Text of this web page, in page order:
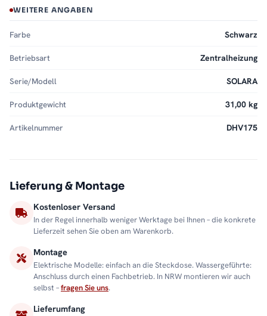
WEITERE ANGABEN
Farbe Schwarz
Betriebsart Zentralheizung
Serie/Modell SOLARA
Produktgewicht 31,00 kg
Artikelnummer DHV175
Lieferung & Montage
Kostenloser Versand
In der Regel innerhalb weniger Werktage bei Ihnen – die konkrete
Lieferzeit sehen Sie oben am Warenkorb.
Montage
Elektrische Modelle: einfach an die Steckdose. Wassergeführte:
Anschluss durch einen Fachbetrieb. In NRW montieren wir auch
selbst –fragen Sie uns.
Lieferumfang